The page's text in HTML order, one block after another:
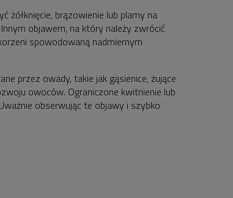
żółknięcie, brązowienie lub plamy na
objawem, na który należy zwrócić
spowodowaną nadmiernym
przez owady, takie jak gąsienice, żujące
owoców. Ograniczone kwitnienie lub
obserwując te objawy i szybko